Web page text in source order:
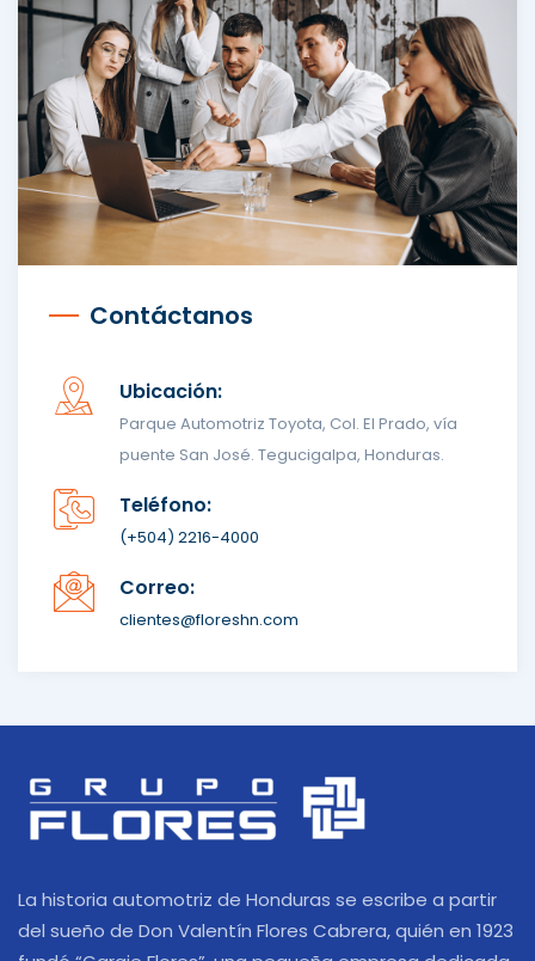
Contáctanos
Ubicación:
Parque Automotriz Toyota, Col. El Prado, vía
puente San José. Tegucigalpa, Honduras.
Teléfono:
(+504) 2216-4000
Correo:
clientes@floreshn.com
La historia automotriz de Honduras se escribe a partir
del sueño de Don Valentín Flores Cabrera, quién en 1923